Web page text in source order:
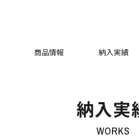
商品情報 納入実績
納入実
WORKS